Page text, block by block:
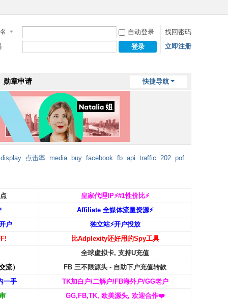
自动登录
找回密码
登录 立即注册
快捷导航
勋章申请
display 点击率 media buy facebook fb api traffic 202 pof
皇家代理IP⚡️#1性价比⚡️
Affiliate 全媒体流量资源⚡️
户
独立站⚡️开户投放
比Adplexity还好用的Spy工具
全球虚拟卡, 支持U充值
流）
FB 三不限源头 - 自助下户充值转款
一手
TK加白户/二解户/FB海外户/GG老户
GG,FB,TK, 欧美源头, 欢迎合作❤️